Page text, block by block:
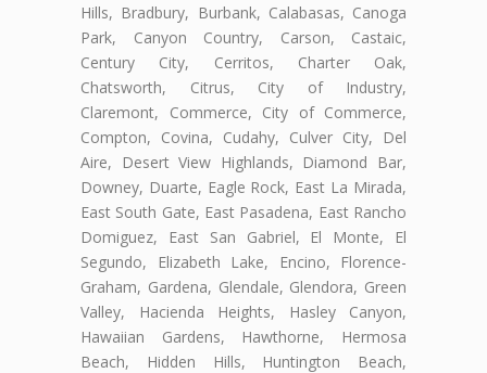
Hills, Bradbury, Burbank, Calabasas, Canoga
Park, Canyon Country, Carson, Castaic,
Century City, Cerritos, Charter Oak,
Chatsworth, Citrus, City of Industry,
Claremont, Commerce, City of Commerce,
Compton, Covina, Cudahy, Culver City, Del
Aire, Desert View Highlands, Diamond Bar,
Downey, Duarte, Eagle Rock, East La Mirada,
East South Gate, East Pasadena, East Rancho
Domiguez, East San Gabriel, El Monte, El
Segundo, Elizabeth Lake, Encino, Florence-
Graham, Gardena, Glendale, Glendora, Green
Valley, Hacienda Heights, Hasley Canyon,
Hawaiian Gardens, Hawthorne, Hermosa
Beach, Hidden Hills, Huntington Beach,